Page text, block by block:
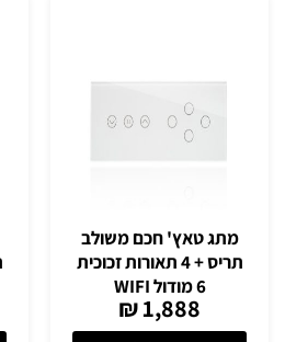
מתג טאץ' חכם משולב
תריס + 4 תאורות זכוכית
6 מודול WIFI
1,888 ₪